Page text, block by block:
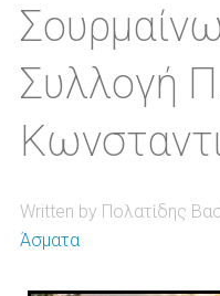
Συλλογή
Written by Πολατίδης
Άσματα